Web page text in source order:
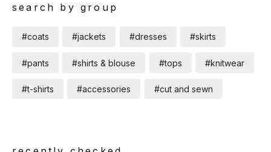
search by group
#coats #jackets #dresses #skirts
#pants #shirts & blouse #tops #knitwear
#t-shirts #accessories #cut and sewn